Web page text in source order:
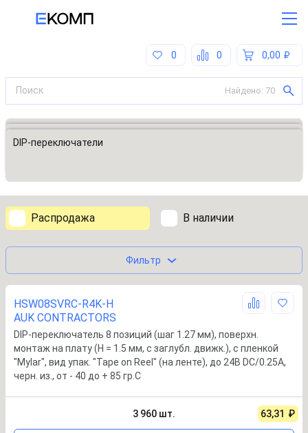
0,00
0
0
Найдено: 70
Все категории
Переключатели
DIP-переключатели
Распродажа В наличии
Фильтр
HSW08SVRC-R4K-H
AUK CONTRACTORS
DIP-переключатель 8 позиций (шаг 1.27 мм), поверхн.
монтаж на плату (H = 1.5 мм, с заглубл. движк.), с пленкой
"Mylar", вид упак. "Tape on Reel" (на ленте), до 24B DC/0.25А,
черн. из., от - 40 до + 85 гр.C
3 960 шт. 63,31 ₽